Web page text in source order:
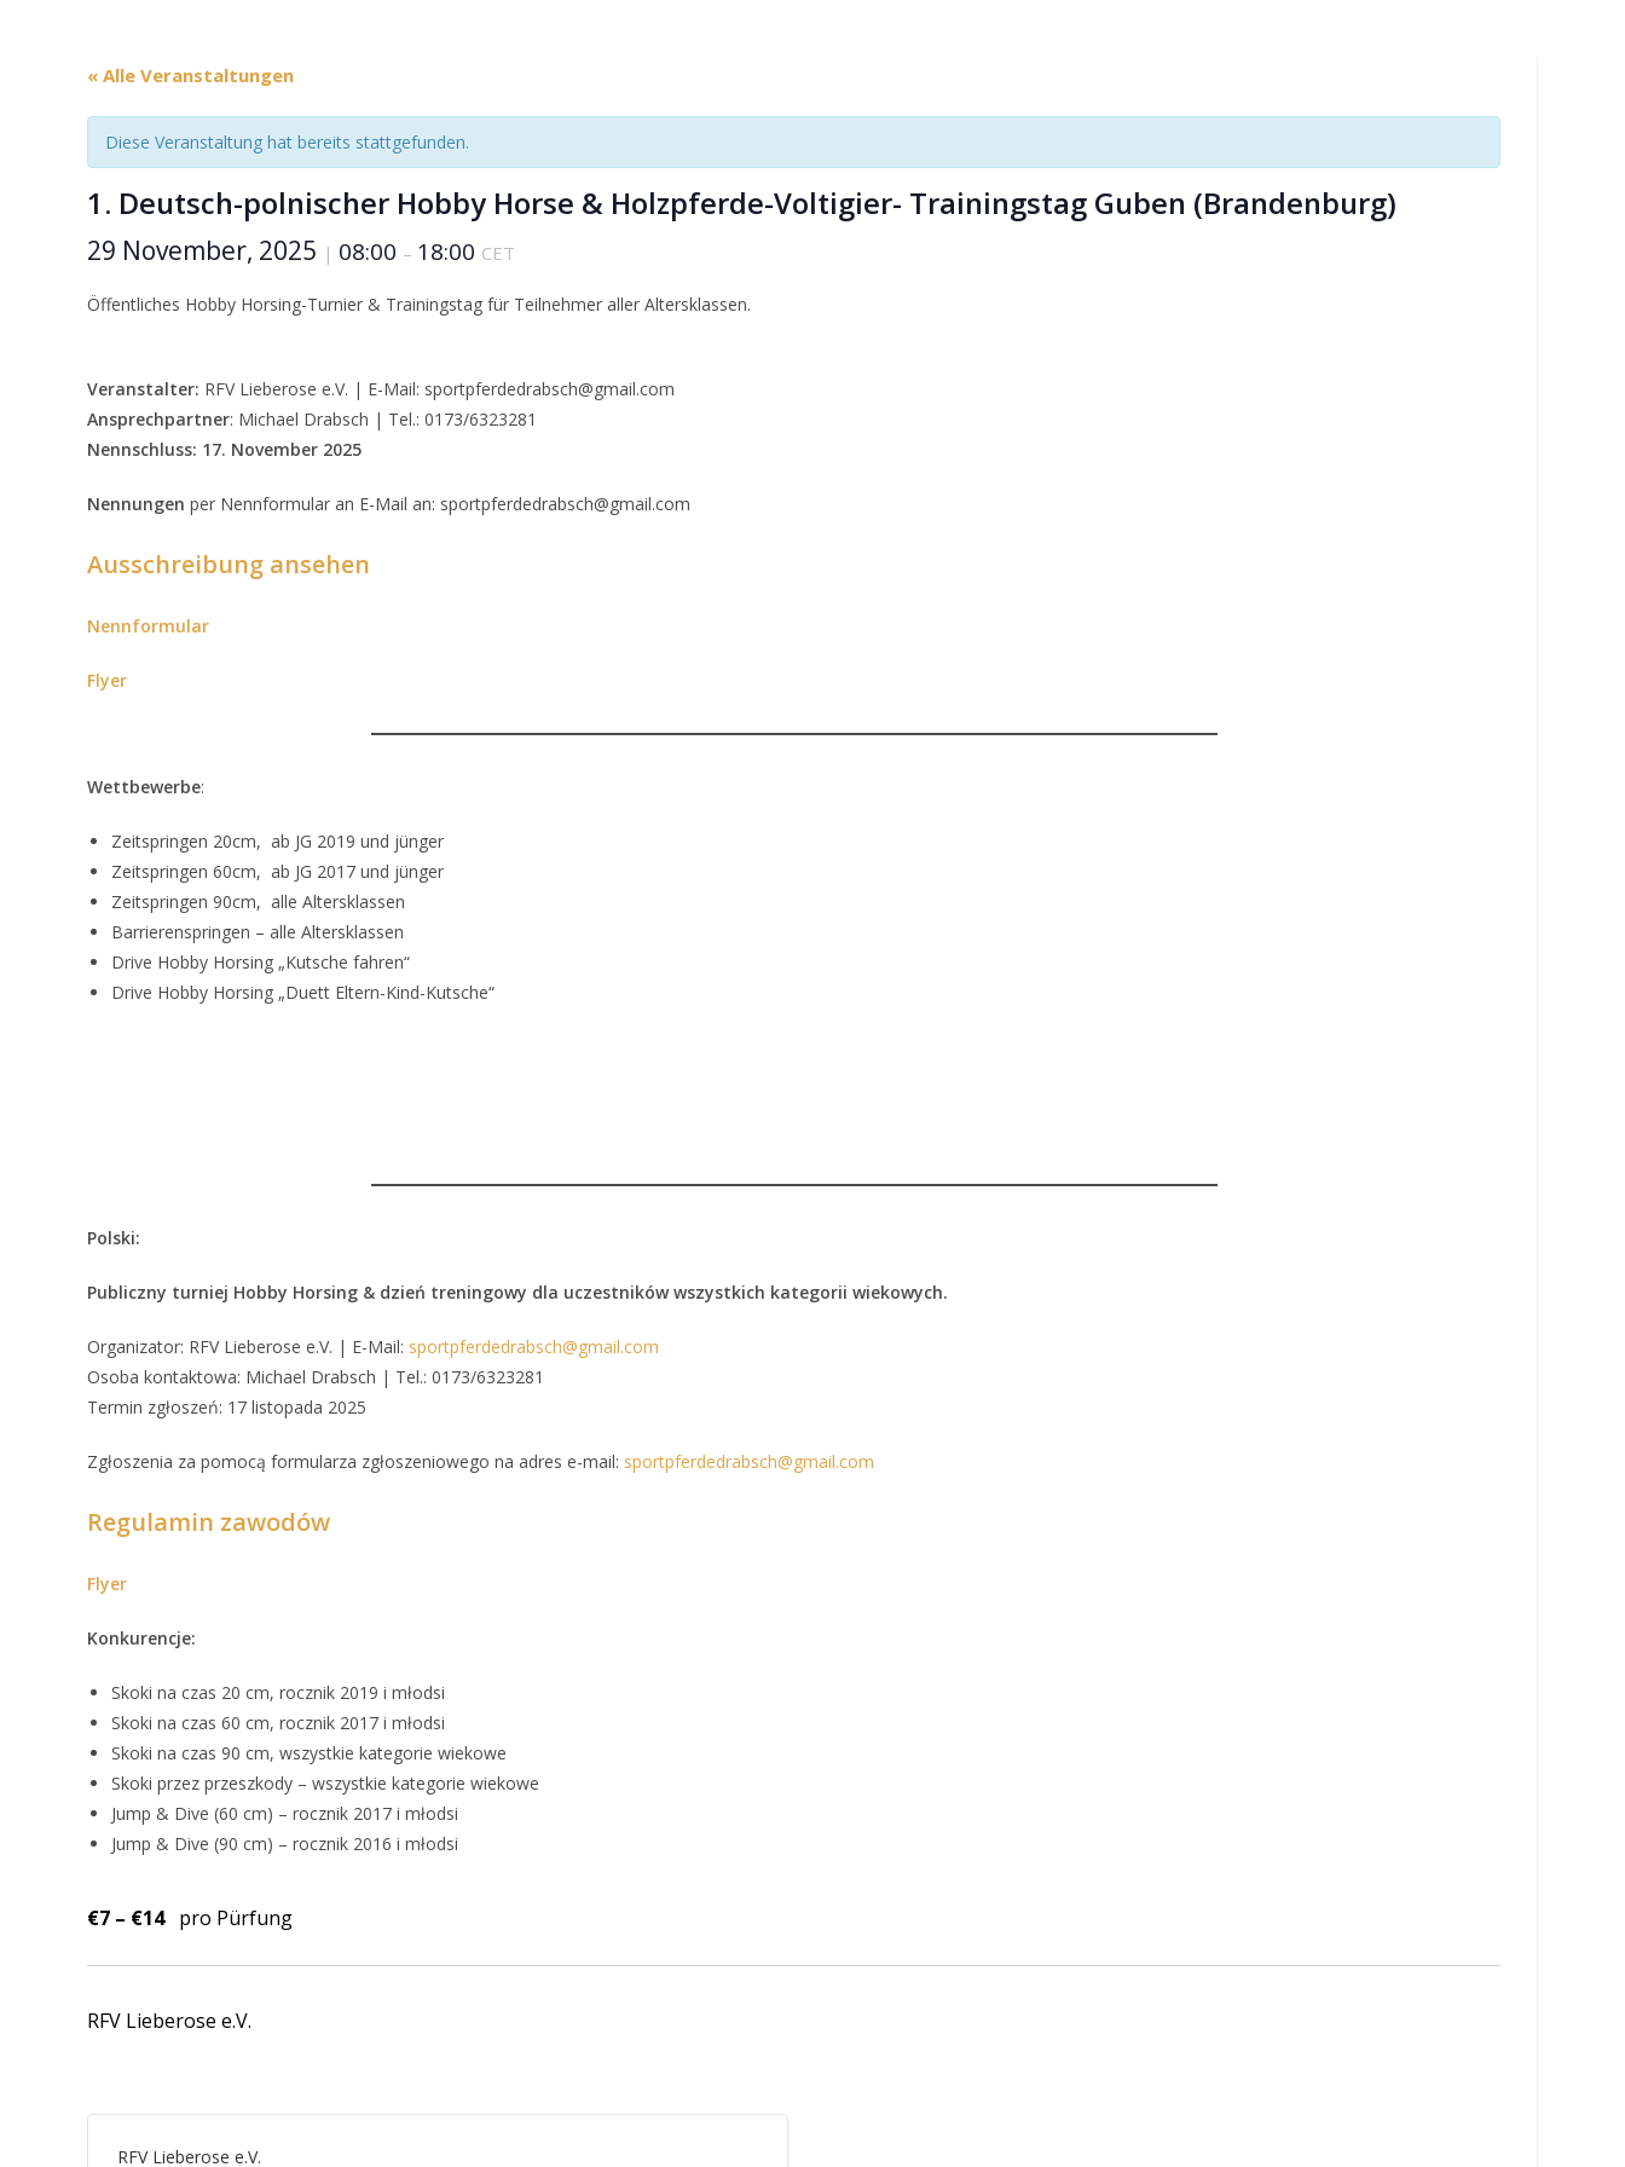
« Alle Veranstaltungen
Diese Veranstaltung hat bereits stattgefunden.
1. Deutsch-polnischer Hobby Horse & Holzpferde-Voltigier- Trainingstag Guben (Brandenburg)
29 November, 2025 | 08:00 – 18:00 CET
Öffentliches Hobby Horsing-Turnier & Trainingstag für Teilnehmer aller Altersklassen.
Veranstalter: RFV Lieberose e.V. | E-Mail: sportpferdedrabsch@gmail.com
Ansprechpartner: Michael Drabsch | Tel.: 0173/6323281
Nennschluss: 17. November 2025
Nennungen per Nennformular an E-Mail an: sportpferdedrabsch@gmail.com
Ausschreibung ansehen
Nennformular
Flyer
Wettbewerbe:
Zeitspringen 20cm, ab JG 2019 und jünger
Zeitspringen 60cm, ab JG 2017 und jünger
Zeitspringen 90cm, alle Altersklassen
Barrierenspringen – alle Altersklassen
Drive Hobby Horsing „Kutsche fahren“
Drive Hobby Horsing „Duett Eltern-Kind-Kutsche“
Polski:
Publiczny turniej Hobby Horsing & dzień treningowy dla uczestników wszystkich kategorii wiekowych.
Organizator: RFV Lieberose e.V. | E-Mail: sportpferdedrabsch@gmail.com
Osoba kontaktowa: Michael Drabsch | Tel.: 0173/6323281
Termin zgłoszeń: 17 listopada 2025
Zgłoszenia za pomocą formularza zgłoszeniowego na adres e-mail: sportpferdedrabsch@gmail.com
Regulamin zawodów
Flyer
Konkurencje:
Skoki na czas 20 cm, rocznik 2019 i młodsi
Skoki na czas 60 cm, rocznik 2017 i młodsi
Skoki na czas 90 cm, wszystkie kategorie wiekowe
Skoki przez przeszkody – wszystkie kategorie wiekowe
Jump & Dive (60 cm) – rocznik 2017 i młodsi
Jump & Dive (90 cm) – rocznik 2016 i młodsi
€7 – €14 pro Pürfung
RFV Lieberose e.V.
RFV Lieberose e.V.